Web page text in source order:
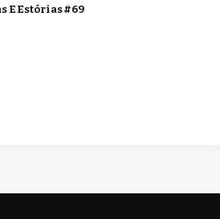
E Estórias #69